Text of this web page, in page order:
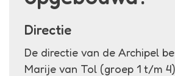
Directie
De directie van de Archipel
Marije van Tol (groep 1 t/m